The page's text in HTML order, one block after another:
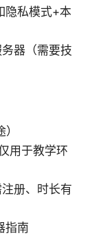
隐私模式+本
器（需要技
用于教学环
册、时长有
指南